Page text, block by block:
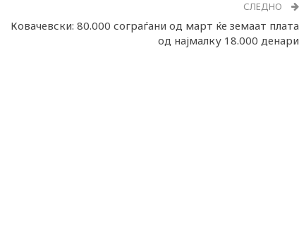
СЛЕДНО
Ковачевски: 80.000 сограѓани од март ќе земаат плата
од најмалку 18.000 денари